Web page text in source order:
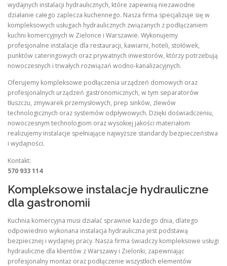
wydajnych instalacji hydraulicznych, które zapewnią niezawodne
działanie całego zaplecza kuchennego. Nasza firma specjalizuje się w
kompleksowych usługach hydraulicznych związanych z podłączaniem
kuchni komercyjnych w Zielonce i Warszawie. Wykonujemy
profesjonalne instalacje dla restauracji, kawiarni, hoteli, stołówek,
punktów cateringowych oraz prywatnych inwestorów, którzy potrzebują
nowoczesnych i trwałych rozwiązań wodno-kanalizacyjnych.
Oferujemy kompleksowe podłączenia urządzeń domowych oraz
profesjonalnych urządzeń gastronomicznych, w tym separatorów
tłuszczu, zmywarek przemysłowych, prep sinków, zlewów
technologicznych oraz systemów odpływowych. Dzięki doświadczeniu,
nowoczesnym technologiom oraz wysokiej jakości materiałom
realizujemy instalacje spełniające najwyższe standardy bezpieczeństwa
i wydajności.
Kontakt:
570 933 114
Kompleksowe instalacje hydrauliczne
dla gastronomii
Kuchnia komercyjna musi działać sprawnie każdego dnia, dlatego
odpowiednio wykonana instalacja hydrauliczna jest podstawą
bezpiecznej i wydajnej pracy. Nasza firma świadczy kompleksowe usługi
hydrauliczne dla klientów z Warszawy i Zielonki, zapewniając
profesjonalny montaż oraz podłączenie wszystkich elementów